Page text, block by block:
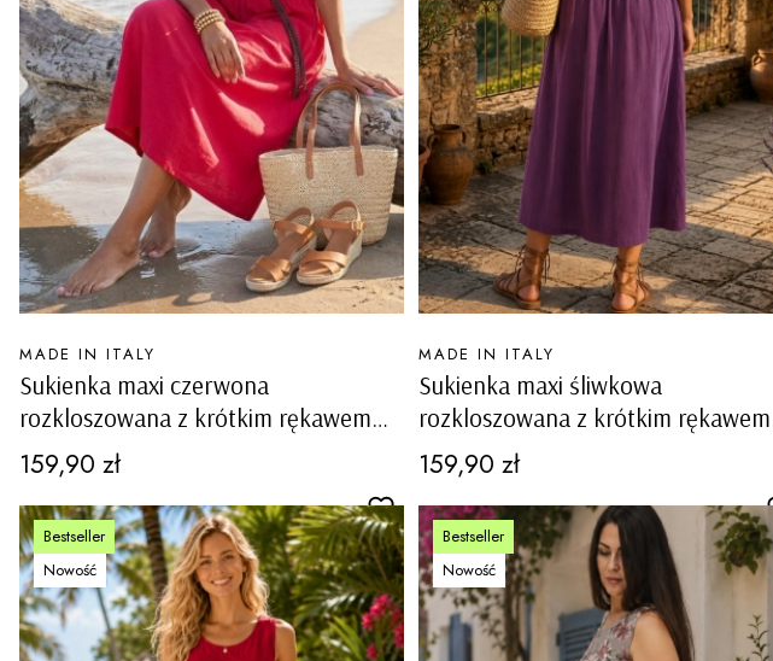
Sukienka maxi czerwona
rozkloszowana z krótkim rękawem
kieszeniami szlufkami w pasie Baschi
PRODUCENT
MADE IN ITALY
Cena
159,90 zł
Sukienka maxi śliwkowa
rozkloszowana z krótkim rękawem
kieszeniami szlufkami w pasie Baschi
PRODUCENT
MADE IN ITALY
Cena
159,90 zł
Bestseller
Nowość
Bestseller
Nowość